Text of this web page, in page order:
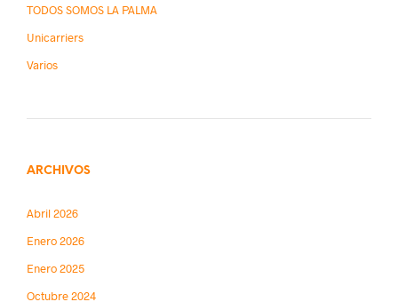
TODOS SOMOS LA PALMA
Unicarriers
Varios
ARCHIVOS
Abril 2026
Enero 2026
Enero 2025
Octubre 2024